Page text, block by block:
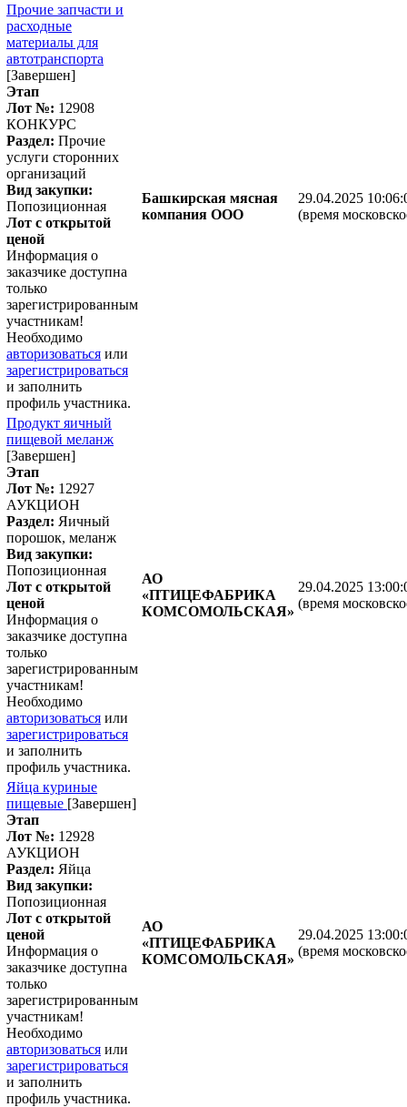
Прочие запчасти и
расходные
материалы для
автотранспорта
[Завершен]
Этап
Лот №: 12908
КОНКУРС
Раздел: Прочие
услуги сторонних
организаций
Вид закупки:
Попозиционная
Лот с открытой
ценой
Информация о
заказчике доступна
только
зарегистрированным
участникам!
Необходимо
авторизоваться или
зарегистрироваться
и заполнить
профиль участника.
Башкирская мясная
компания ООО
29.04.2025
(время
Продукт яичный
пищевой меланж
[Завершен]
Этап
Лот №: 12927
АУКЦИОН
Раздел: Яичный
порошок, меланж
Вид закупки:
Попозиционная
Лот с открытой
ценой
Информация о
заказчике доступна
только
зарегистрированным
участникам!
Необходимо
авторизоваться или
зарегистрироваться
и заполнить
профиль участника.
АО
«ПТИЦЕФАБРИКА
КОМСОМОЛЬСКАЯ»
29.04.2025
(время
Яйца куриные
пищевые [Завершен]
Этап
Лот №: 12928
АУКЦИОН
Раздел: Яйца
Вид закупки:
Попозиционная
Лот с открытой
ценой
Информация о
заказчике доступна
только
зарегистрированным
участникам!
Необходимо
авторизоваться или
зарегистрироваться
и заполнить
профиль участника.
АО
«ПТИЦЕФАБРИКА
КОМСОМОЛЬСКАЯ»
29.04.2025
(время